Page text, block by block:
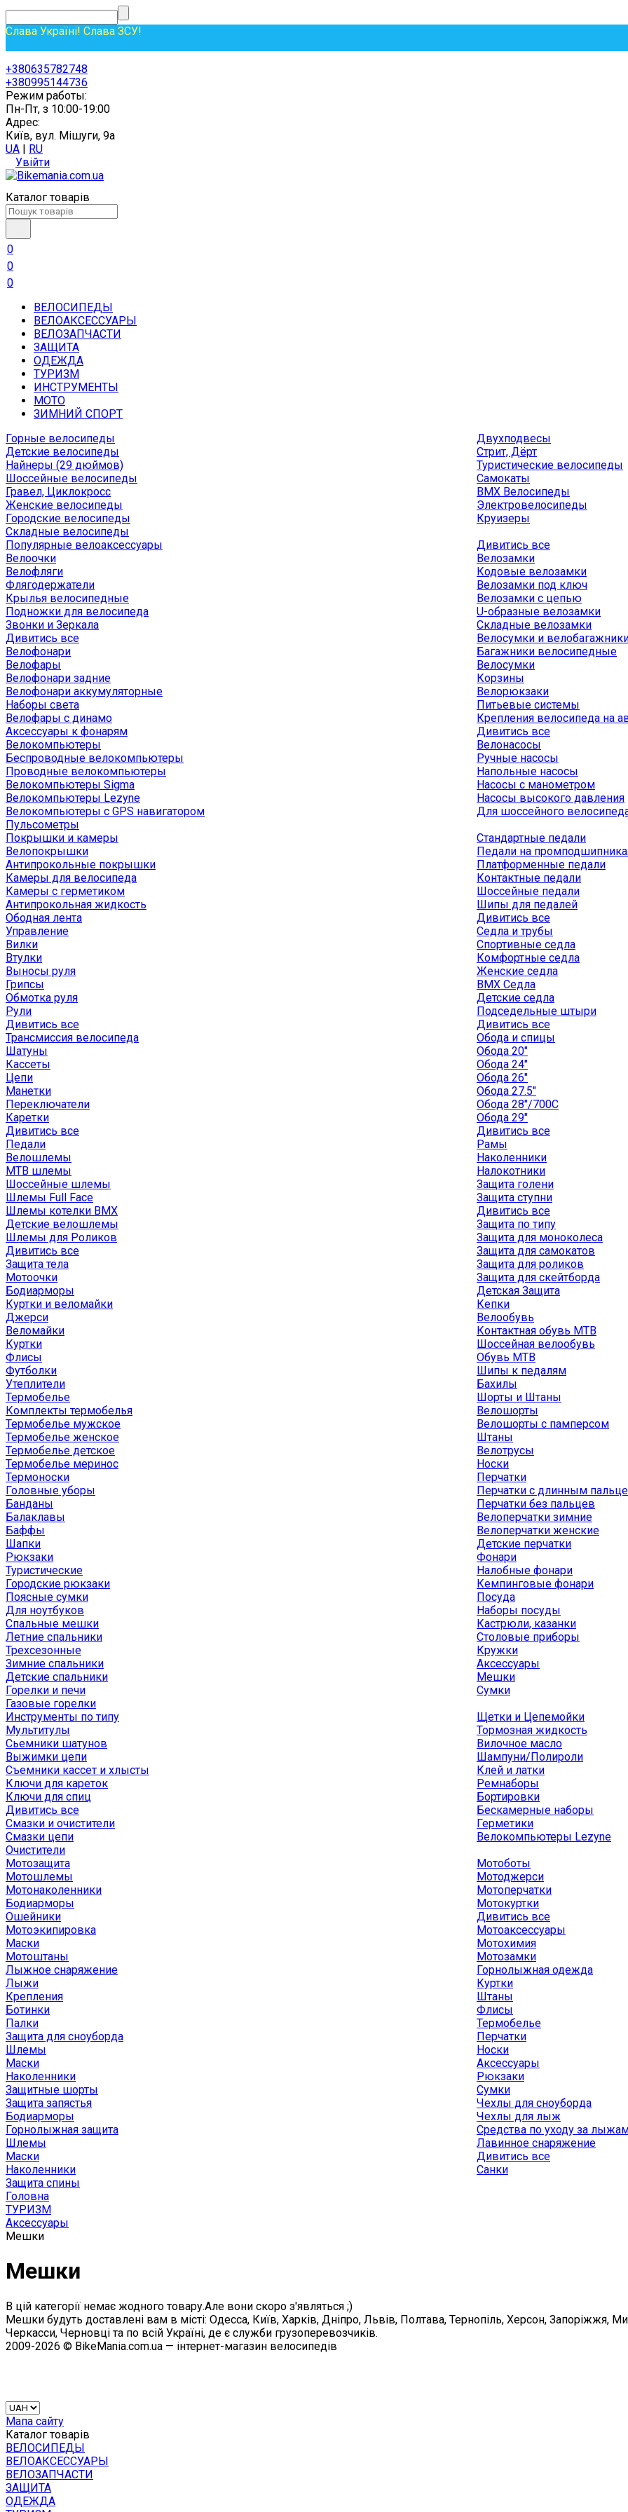
Слава Україні! Слава ЗСУ!
+380635782748
+380995144736
Режим работы:
Пн-Пт, з 10:00-19:00
Адрес:
Київ, вул. Мішуги, 9а
UA | RU
Увійти
Каталог товарів
0
0
0
ВЕЛОСИПЕДЫ
ВЕЛОАКСЕССУАРЫ
ВЕЛОЗАПЧАСТИ
ЗАЩИТА
ОДЕЖДА
ТУРИЗМ
ИНСТРУМЕНТЫ
МОТО
ЗИМНИЙ СПОРТ
Горные велосипеды
Детские велосипеды
Найнеры (29 дюймов)
Шоссейные велосипеды
Гравел, Циклокросс
Женские велосипеды
Городcкие велосипеды
Складные велосипеды
Двухподвесы
Стрит, Дёрт
Туристические велосипеды
Самокаты
BMX Велосипеды
Электровелосипеды
Круизеры
Популярные велоаксессуары
Велоочки
Велофляги
Флягодержатели
Крылья велосипедные
Подножки для велосипеда
Звонки и Зеркала
Дивитись все
Велофонари
Велофары
Велофонари задние
Велофонари аккумуляторные
Наборы света
Велофары с динамо
Аксессуары к фонарям
Велокомпьютеры
Беспроводные велокомпьютеры
Проводные велокомпьютеры
Велокомпьютеры Sigma
Велокомпьютеры Lezyne
Велокомпьютеры с GPS навигатором
Пульсометры
Дивитись все
Велозамки
Кодовые велозамки
Велозамки под ключ
Велозамки с цепью
U-образные велозамки
Складные велозамки
Велосумки и
Багажники велосипедные
Велосумки
Корзины
Велорюкзаки
Питьевые системы
Крепления велосипеда на
Дивитись все
Велонасосы
Ручные насосы
Напольные насосы
Насосы с манометром
Насосы высокого давления
Для шоссейного
Покрышки и камеры
Велопокрышки
Антипрокольные покрышки
Камеры для велосипеда
Камеры с герметиком
Антипрокольная жидкость
Ободная лента
Управление
Вилки
Втулки
Выносы руля
Грипсы
Обмотка руля
Рули
Дивитись все
Трансмиссия велосипеда
Шатуны
Кассеты
Цепи
Манетки
Переключатели
Каретки
Дивитись все
Педали
Стандартные педали
Педали на
Платформенные педали
Контактные педали
Шоссейные педали
Шипы для педалей
Дивитись все
Седла и трубы
Спортивные седла
Комфортные седла
Женские седла
BMX Седла
Детские седла
Подседельные штыри
Дивитись все
Обода и спицы
Обода 20"
Обода 24"
Обода 26"
Обода 27.5"
Обода 28"/700C
Обода 29"
Дивитись все
Рамы
Велошлемы
MTB шлемы
Шоссейные шлемы
Шлемы Full Face
Шлемы котелки BMX
Детские велошлемы
Шлемы для Роликов
Дивитись все
Защита тела
Мотоочки
Бодиарморы
Наколенники
Налокотники
Защита голени
Защита ступни
Дивитись все
Защита по типу
Защита для моноколеса
Защита для самокатов
Защита для роликов
Защита для скейтборда
Детская Защита
Куртки и веломайки
Джерси
Веломайки
Куртки
Флисы
Футболки
Утеплители
Термобелье
Комплекты термобелья
Термобелье мужское
Термобелье женское
Термобелье детское
Термобелье меринос
Термоноски
Головные уборы
Банданы
Балаклавы
Баффы
Шапки
Кепки
Велообувь
Контактная обувь MTB
Шоссейная велообувь
Обувь MTB
Шипы к педалям
Бахилы
Шорты и Штаны
Велошорты
Велошорты с памперсом
Штаны
Велотрусы
Носки
Перчатки
Перчатки с длинным
Перчатки без пальцев
Велоперчатки зимние
Велоперчатки женские
Детские перчатки
Рюкзаки
Туристические
Городские рюкзаки
Поясные сумки
Для ноутбуков
Спальные мешки
Летние спальники
Трехсезонные
Зимние спальники
Детские спальники
Горелки и печи
Газовые горелки
Фонари
Налобные фонари
Кемпинговые фонари
Посуда
Наборы посуды
Кастрюли, казанки
Столовые приборы
Кружки
Аксессуары
Мешки
Сумки
Инструменты по типу
Мультитулы
Сьемники шатунов
Выжимки цепи
Съемники кассет и хлысты
Ключи для кареток
Ключи для спиц
Дивитись все
Смазки и очистители
Смазки цепи
Очистители
Щетки и Цепемойки
Тормозная жидкость
Вилочное масло
Шампуни/Полироли
Клей и латки
Ремнаборы
Бортировки
Бескамерные наборы
Герметики
Велокомпьютеры Lezyne
Мотозащита
Мотошлемы
Мотонаколенники
Бодиарморы
Ошейники
Мотоэкипировка
Маски
Мотоштаны
Мотоботы
Мотоджерси
Мотоперчатки
Мотокуртки
Дивитись все
Мотоаксессуары
Мотохимия
Мотозамки
Лыжное снаряжение
Лыжи
Крепления
Ботинки
Палки
Защита для сноуборда
Шлемы
Маски
Наколенники
Защитные шорты
Защита запястья
Бодиарморы
Горнолыжная защита
Шлемы
Маски
Наколенники
Защита спины
Горнолыжная одежда
Куртки
Штаны
Флисы
Термобелье
Перчатки
Носки
Аксессуары
Рюкзаки
Сумки
Чехлы для сноуборда
Чехлы для лыж
Средства по уходу за
Лавинное снаряжение
Дивитись все
Санки
Головна
ТУРИЗМ
Аксессуары
Мешки
Мешки
В цій категорії немає жодного товару.Але вони скоро з'являться ;)
Мешки будуть доставлені вам в місті: Одесса, Київ, Харків, Дніпро, Львів, Полтава, Тернопіль, Херсон,
Черкасси, Черновці та по всій Україні, де є служби грузоперевозчиків.
2009-2026 © BikeMania.com.ua — інтернет-магазин велосипедів
Мапа сайту
Каталог товарів
ВЕЛОСИПЕДЫ
ВЕЛОАКСЕССУАРЫ
ВЕЛОЗАПЧАСТИ
ЗАЩИТА
ОДЕЖДА